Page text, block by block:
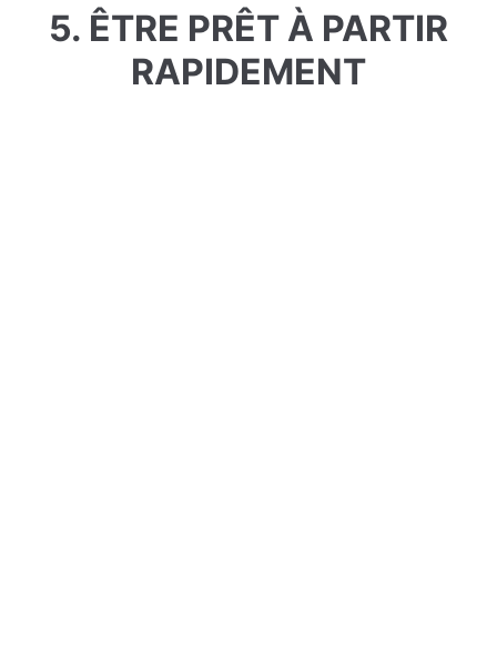
5. ÊTRE PRÊT À PARTIR
RAPIDEMENT